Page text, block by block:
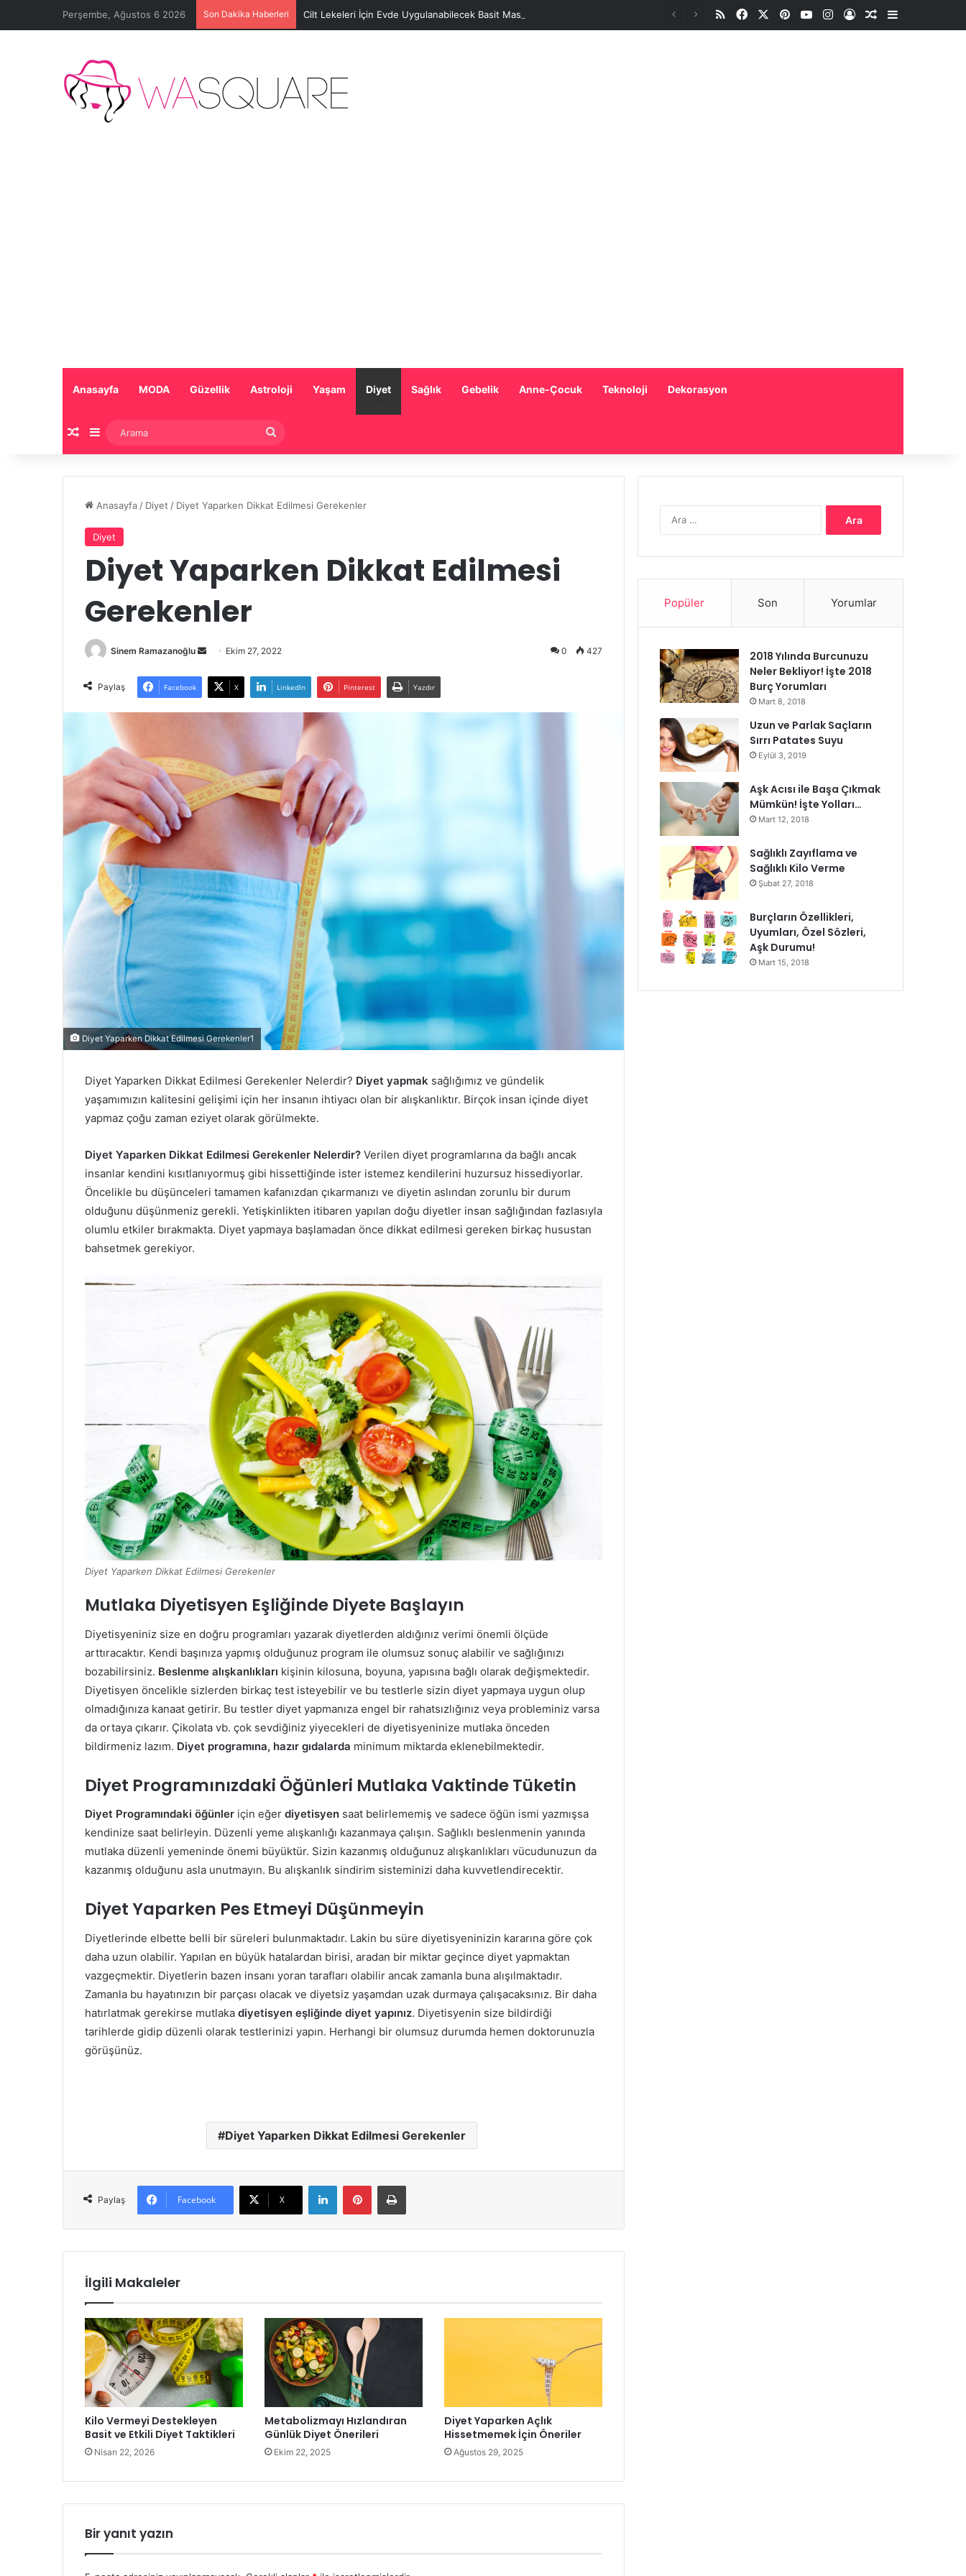
Perşembe, Ağustos 6 2026 Son Dakika Haberleri Cilt Lekeleri İçin Evde Uygulanabilecek Basit Maskeler RSSFacebookPinterestYouTubeInstagramOturum aç
Rastgele Makale
Kenar
Anasayfa MODA Güzellik Astroloji Yaşam Diyet Sağlık Gebelik Anne-Çocuk Teknoloji Dekorasyon
Rastgele Makale
Kenar Bölmesi
Anasayfa / Diyet / Diyet Yaparken Dikkat Edilmesi Gerekenler
Diyet
Diyet Yaparken Dikkat Edilmesi
Gerekenler
Sinem Ramazanoğlu
Bir
posta
Ekim 27, 2022 0 427
Paylaş Facebook X LinkedIn Pinterest Yazdır
Diyet Yaparken Dikkat Edilmesi Gerekenler1
Diyet Yaparken Dikkat Edilmesi Gerekenler Nelerdir? Diyet yapmak sağlığımız ve gündelik
yaşamımızın kalitesini gelişimi için her insanın ihtiyacı olan bir alışkanlıktır. Birçok insan içinde diyet
yapmaz çoğu zaman eziyet olarak görülmekte.
Diyet Yaparken Dikkat Edilmesi Gerekenler Nelerdir? Verilen diyet programlarına da bağlı ancak
insanlar kendini kısıtlanıyormuş gibi hissettiğinde ister istemez kendilerini huzursuz hissediyorlar.
Öncelikle bu düşünceleri tamamen kafanızdan çıkarmanızı ve diyetin aslından zorunlu bir durum
olduğunu düşünmeniz gerekli. Yetişkinlikten itibaren yapılan doğu diyetler insan sağlığından fazlasıyla
olumlu etkiler bırakmakta. Diyet yapmaya başlamadan önce dikkat edilmesi gereken birkaç husustan
bahsetmek gerekiyor.
Diyet Yaparken Dikkat Edilmesi Gerekenler
Mutlaka Diyetisyen Eşliğinde Diyete Başlayın
Diyetisyeniniz size en doğru programları yazarak diyetlerden aldığınız verimi önemli ölçüde
arttıracaktır. Kendi başınıza yapmış olduğunuz program ile olumsuz sonuç alabilir ve sağlığınızı
bozabilirsiniz. Beslenme alışkanlıkları kişinin kilosuna, boyuna, yapısına bağlı olarak değişmektedir.
Diyetisyen öncelikle sizlerden birkaç test isteyebilir ve bu testlerle sizin diyet yapmaya uygun olup
olmadığınıza kanaat getirir. Bu testler diyet yapmanıza engel bir rahatsızlığınız veya probleminiz varsa
da ortaya çıkarır. Çikolata vb. çok sevdiğiniz yiyecekleri de diyetisyeninize mutlaka önceden
bildirmeniz lazım. Diyet programına, hazır gıdalarda minimum miktarda eklenebilmektedir.
Diyet Programınızdaki Öğünleri Mutlaka Vaktinde Tüketin
Diyet Programındaki öğünler için eğer diyetisyen saat belirlememiş ve sadece öğün ismi yazmışsa
kendinize saat belirleyin. Düzenli yeme alışkanlığı kazanmaya çalışın. Sağlıklı beslenmenin yanında
mutlaka düzenli yemeninde önemi büyüktür. Sizin kazanmış olduğunuz alışkanlıkları vücudunuzun da
kazanmış olduğunu asla unutmayın. Bu alışkanlık sindirim sisteminizi daha kuvvetlendirecektir.
Diyet Yaparken Pes Etmeyi Düşünmeyin
Diyetlerinde elbette belli bir süreleri bulunmaktadır. Lakin bu süre diyetisyeninizin kararına göre çok
daha uzun olabilir. Yapılan en büyük hatalardan birisi, aradan bir miktar geçince diyet yapmaktan
vazgeçmektir. Diyetlerin bazen insanı yoran tarafları olabilir ancak zamanla buna alışılmaktadır.
Zamanla bu hayatınızın bir parçası olacak ve diyetsiz yaşamdan uzak durmaya çalışacaksınız. Bir daha
hatırlatmak gerekirse mutlaka diyetisyen eşliğinde diyet yapınız. Diyetisyenin size bildirdiği
tarihlerde gidip düzenli olarak testlerinizi yapın. Herhangi bir olumsuz durumda hemen doktorunuzla
görüşünüz.
Diyet Yaparken Dikkat Edilmesi Gerekenler
Paylaş Facebook X
LinkedInPinterestYazdır
İlgili Makaleler
Kilo Vermeyi Destekleyen
Basit ve Etkili Diyet Taktikleri
Nisan 22, 2026
Metabolizmayı Hızlandıran
Günlük Diyet Önerileri
Ekim 22, 2025
Diyet Yaparken Açlık
Hissetmemek İçin Öneriler
Ağustos 29, 2025
Bir yanıt yazın
Popüler Son Yorumlar
2018 Yılında Burcunuzu
Neler Bekliyor! İşte 2018
Burç Yorumları
Mart 8, 2018
Uzun ve Parlak Saçların
Sırrı Patates Suyu
Eylül 3, 2019
Aşk Acısı ile Başa Çıkmak
Mümkün! İşte Yolları…
Mart 12, 2018
Sağlıklı Zayıflama ve
Sağlıklı Kilo Verme
Şubat 27, 2018
Burçların Özellikleri,
Uyumları, Özel Sözleri,
Aşk Durumu!
Mart 15, 2018